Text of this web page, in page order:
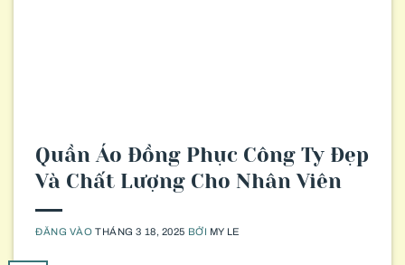
Quần Áo Đồng Phục Công Ty Đẹp
Và Chất Lượng Cho Nhân Viên
ĐĂNG VÀOTHÁNG 3 18, 2025 BỞI MY LE